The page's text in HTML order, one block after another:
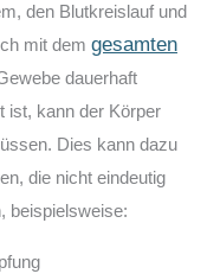
den Blutkreislauf und
mit dem gesamten
dauerhaft
ist, kann der Körper
Dies kann dazu
die nicht eindeutig
beispielsweise: